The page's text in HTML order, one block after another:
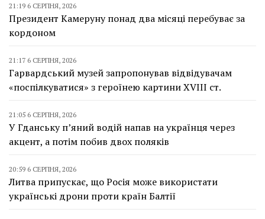
21:19 6 СЕРПНЯ, 2026
Президент Камеруну понад два місяці перебуває за
кордоном
21:17 6 СЕРПНЯ, 2026
Гарвардський музей запропонував відвідувачам
«поспілкуватися» з героїнею картини XVIII ст.
21:05 6 СЕРПНЯ, 2026
У Гданську п’яний водій напав на українця через
акцент, а потім побив двох поляків
20:59 6 СЕРПНЯ, 2026
Литва припускає, що Росія може використати
українські дрони проти країн Балтії